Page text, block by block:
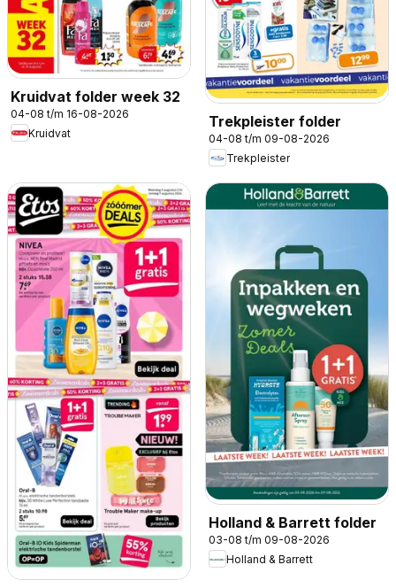
Kruidvat folder week 32
04-08 t/m 16-08-2026
Kruidvat
Trekpleister folder
04-08 t/m 09-08-2026
Trekpleister
Holland & Barrett folder
03-08 t/m 09-08-2026
Holland & Barrett